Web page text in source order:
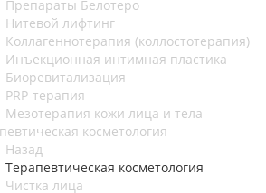
Препараты Белотеро
Нитевой лифтинг
Коллагеннотерапия (коллостотерапия)
Инъекционная интимная пластика
Биоревитализация
PRP-терапия
Мезотерапия кожи лица и тела
косметология
Назад
Терапевтическая косметология
Чистка лица